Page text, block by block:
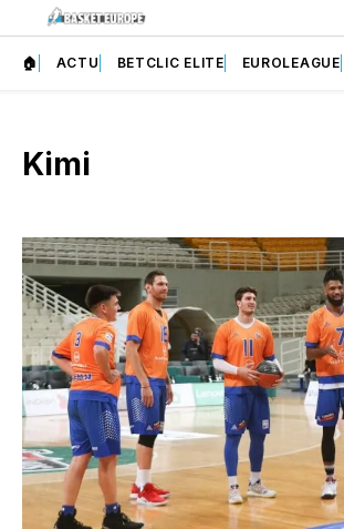
🏠 ACTU BETCLIC ELITE EUROLEAGUE
Kimi